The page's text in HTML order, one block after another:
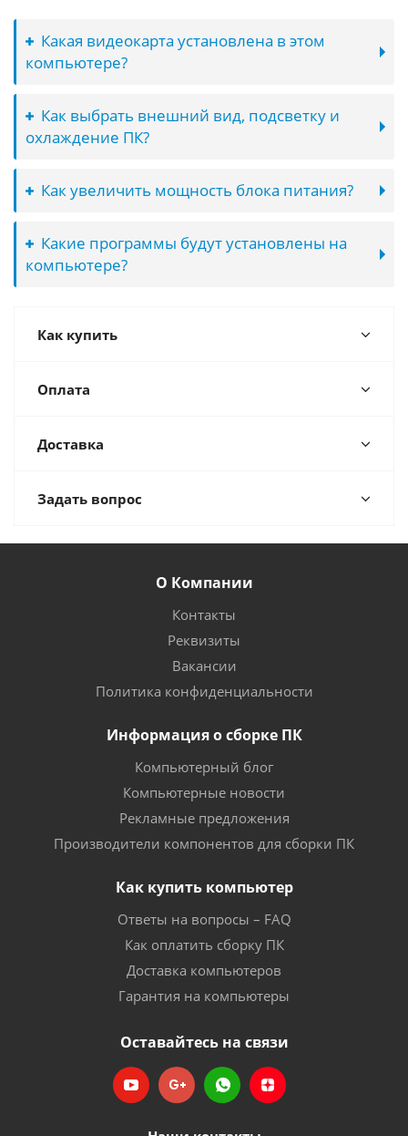
Какая видеокарта установлена в этом
компьютере?
Как выбрать внешний вид, подсветку и
охлаждение ПК?
Как увеличить мощность блока питания?
Какие программы будут установлены на
компьютере?
Как купить
Оплата
Доставка
Задать вопрос
О Компании
Контакты
Реквизиты
Вакансии
Политика конфиденциальности
Информация о сборке ПК
Компьютерный блог
Компьютерные новости
Рекламные предложения
Производители компонентов для сборки ПК
Как купить компьютер
Ответы на вопросы – FAQ
Как оплатить сборку ПК
Доставка компьютеров
Гарантия на компьютеры
Оставайтесь на связи